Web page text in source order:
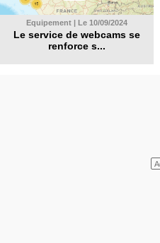
Equipement | Le 10/09/2024
Le service de webcams se
renforce s...